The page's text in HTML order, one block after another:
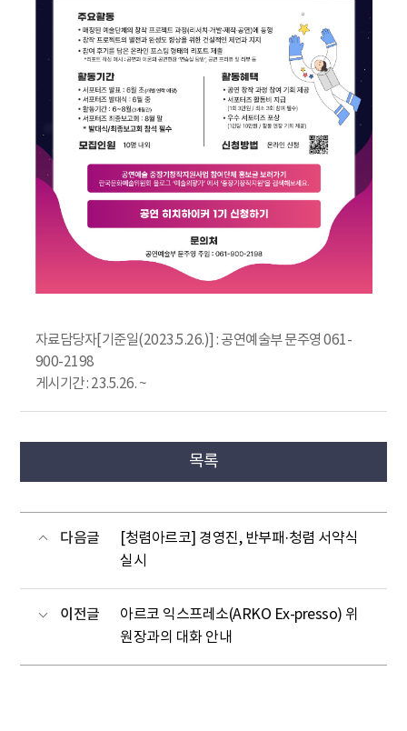
자료담당자[기준일(2023.5.26.)] : 공연예술부 문주영 061-
900-2198
게시기간 : 23.5.26. ~
목록
다음글
[청렴아르코] 경영진, 반부패·청렴 서약식
실시
이전글
아르코 익스프레소(ARKO Ex-presso) 위
원장과의 대화 안내